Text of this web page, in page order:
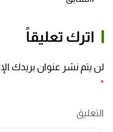
اترك تعليقاً
لن يتم نشر عنوان بريدك
*
التعليق